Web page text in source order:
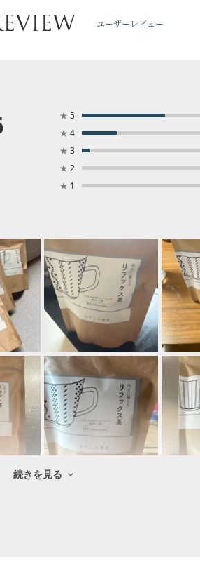
ユーザーレビュー
★ 5
★ 4
★ 3
★ 2
★ 1
続きを見る